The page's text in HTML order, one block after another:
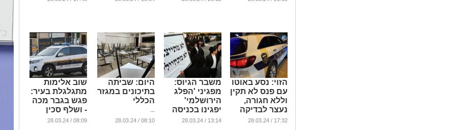
הזוי: נסע באוטו
עם פנס לא תקין
וללא חגורה,
נעצר לבדיקה
וזה מה שגילו
17:32 / 28.03.24
משבר הגיוס:
מפגיני 'הפלג
הירושלמי'
יפגינו בכניסה
לאשדוד?
13:14 / 28.03.24
היום: שביתה
בתיכונים במגזר
הכללי
...
08:10 / 28.03.24
שוב אלימות
מתגלגלת בעיר:
פגש בגבר מכה
- ושלף סכין
...
08:09 / 28.03.24